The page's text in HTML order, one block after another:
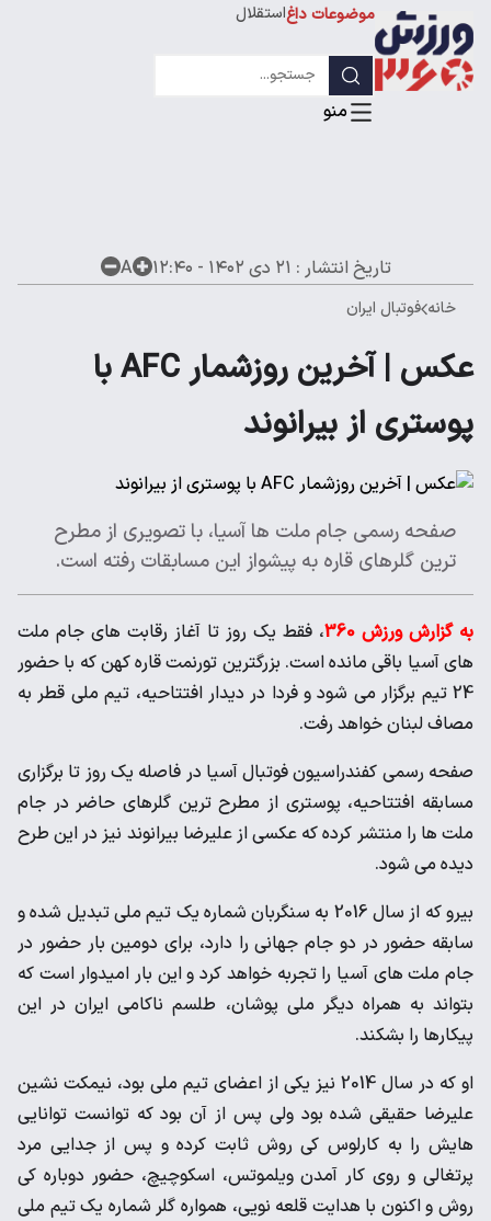
موضوعات داغاستقلال
تاریخ انتشار : ۲۱ دی ۱۴۰۲ - ۱۲:۴۰ A
خانه فوتبال ایران
عکس | آخرین روزشمار AFC با
پوستری از بیرانوند
صفحه رسمی جام ملت ها آسیا، با تصویری از مطرح
ترین گلرهای قاره به پیشواز این مسابقات رفته است.
به گزارش ورزش 360
، فقط یک روز تا آغاز رقابت های جام ملت
های آسیا باقی مانده است. بزرگترین تورنمت قاره کهن که با حضور
24 تیم برگزار می شود و فردا در دیدار افتتاحیه، تیم ملی قطر به
مصاف لبنان خواهد رفت.
صفحه رسمی کفندراسیون فوتبال آسیا در فاصله یک روز تا برگزاری
مسابقه افتتاحیه، پوستری از مطرح ترین گلرهای حاضر در جام
ملت ها را منتشر کرده که عکسی از علیرضا بیرانوند نیز در این طرح
دیده می شود.
بیرو که از سال 2016 به سنگربان شماره یک تیم ملی تبدیل شده و
سابقه حضور در دو جام جهانی را دارد، برای دومین بار حضور در
جام ملت های آسیا را تجربه خواهد کرد و این بار امیدوار است که
بتواند به همراه دیگر ملی پوشان، طلسم ناکامی ایران در این
پیکارها را بشکند.
او که در سال 2014 نیز یکی از اعضای تیم ملی بود، نیمکت نشین
علیرضا حقیقی شده بود ولی پس از آن بود که توانست توانایی
هایش را به کارلوس کی روش ثابت کرده و پس از جدایی مرد
پرتغالی و روی کار آمدن ویلموتس، اسکوچیچ، حضور دوباره کی
روش و اکنون با هدایت قلعه نویی، همواره گلر شماره یک تیم ملی